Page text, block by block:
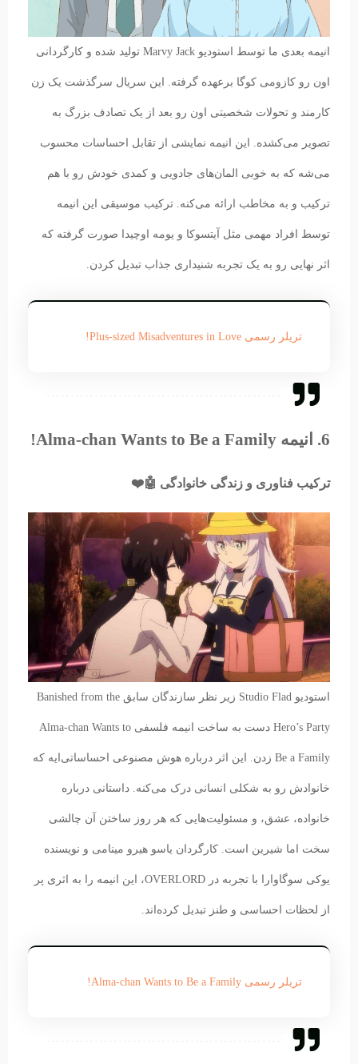
انیمه بعدی ما توسط استودیو Marvy Jack تولید شده و کارگردانی
اون رو کازومی کوگا برعهده گرفته. این سریال سرگذشت یک زن
کارمند و تحولات شخصیتی اون رو بعد از یک تصادف بزرگ به
تصویر می‌کشده. این انیمه نمایشی از تقابل احساسات محسوب
می‌شه که به خوبی المان‌های جادویی و کمدی خودش رو با هم
ترکیب و به مخاطب ارائه می‌کنه. ترکیب موسیقی این انیمه
توسط افراد مهمی مثل آیتسوکا و یومه اوچیدا صورت گرفته که
اثر نهایی رو به یک تجربه شنیداری جذاب تبدیل کردن.
تریلر رسمی Plus-sized Misadventures in Love!
6. انیمه Alma-chan Wants to Be a Family!
ترکیب فناوری و زندگی خانوادگی 🤖❤️
استودیو Studio Flad زیر نظر سازندگان سابق Banished from the
Hero’s Party دست به ساخت انیمه‌ فلسفی Alma-chan Wants to
Be a Family زدن. این اثر درباره هوش مصنوعی‌‌ احساساتی‌‌ایه که
خانوادش رو به شکلی انسانی درک می‌کنه. داستانی درباره
خانواده، عشق، و مسئولیت‌هایی که هر روز ساختن آن چالشی
سخت اما شیرین است. کارگردان یاسو هیرو مینامی و نویسنده
یوکی سوگاوارا با تجربه در OVERLORD، این انیمه را به اثری پر
از لحظات احساسی و طنز تبدیل کرده‌اند.
تریلر رسمی Alma-chan Wants to Be a Family!